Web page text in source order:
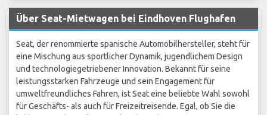
Über Seat-Mietwagen bei Eindhoven Flughafen
Seat, der renommierte spanische Automobilhersteller, steht für
eine Mischung aus sportlicher Dynamik, jugendlichem Design
und technologiegetriebener Innovation. Bekannt für seine
leistungsstarken Fahrzeuge und sein Engagement für
umweltfreundliches Fahren, ist Seat eine beliebte Wahl sowohl
für Geschäfts- als auch für Freizeitreisende. Egal, ob Sie die